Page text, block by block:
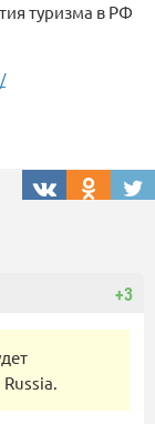
туризма в РФ
+3